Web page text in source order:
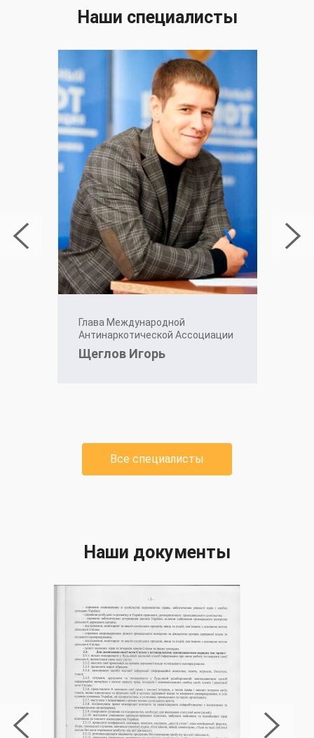
Наши специалисты
Глава Международной
Антинаркотической Ассоциации
Щеглов Игорь
Все специалисты
Наши документы